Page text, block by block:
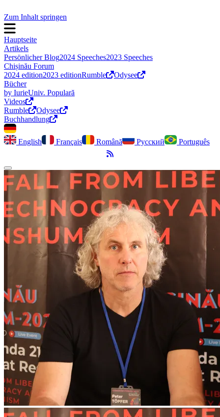
Zum Inhalt springen
Hauptseite
Artikels
Persönlicher Blog2024 Speeches2023 Speeches
Chișinău Forum
2024 edition2023 editionRumble
Odysee
Bücher
by IurieUniv. Populară
Videos
Rumble
Odysee
Buchhandlung
English Français Română Русский
Português
RSS-Feed
Dark Mode umschalten